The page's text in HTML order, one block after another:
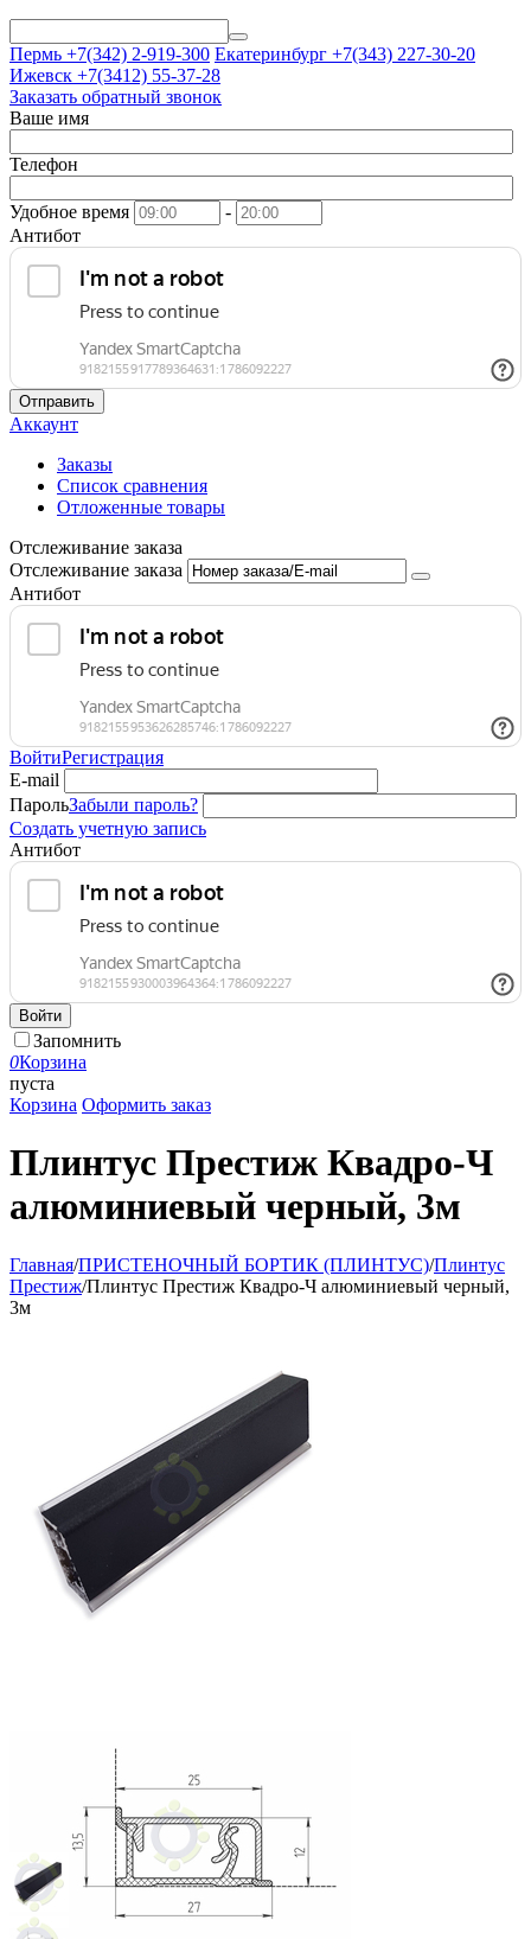
Пермь +7(342) 2-919-300 Екатеринбург +7(343) 227-30-20
Ижевск +7(3412) 55-37-28
Заказать обратный звонок
Ваше имя
Телефон
Удобное время
-
Антибот
Отправить
Аккаунт
Заказы
Список сравнения
Отложенные товары
Отслеживание заказа
Отслеживание заказа
Антибот
ВойтиРегистрация
E-mail
ПарольЗабыли пароль?
Создать учетную запись
Антибот
Войти
Запомнить
0Корзина
пуста
Корзина Оформить заказ
Плинтус Престиж Квадро-Ч
алюминиевый черный, 3м
Главная/ПРИСТЕНОЧНЫЙ БОРТИК (ПЛИНТУС)/Плинтус
Престиж/Плинтус Престиж Квадро-Ч алюминиевый черный,
3м